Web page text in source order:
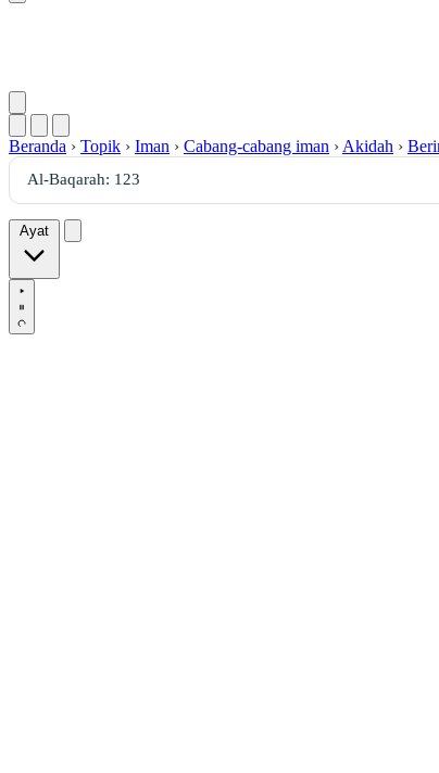
Beranda › Topik › Iman › Cabang-cabang iman › Akidah ›
Ayat